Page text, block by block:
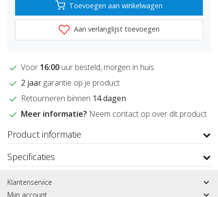
Toevoegen aan winkelwagen
Aan verlanglijst toevoegen
Voor 16:00 uur besteld, morgen in huis
2 jaargarantie op je product
Retourneren binnen 14 dagen
Meer informatie? Neem contact op over dit product
Product informatie
Specificaties
Klantenservice
Mijn account